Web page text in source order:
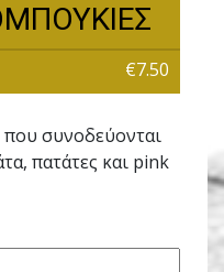
€7.50
συνοδεύονται
πατάτες και pink